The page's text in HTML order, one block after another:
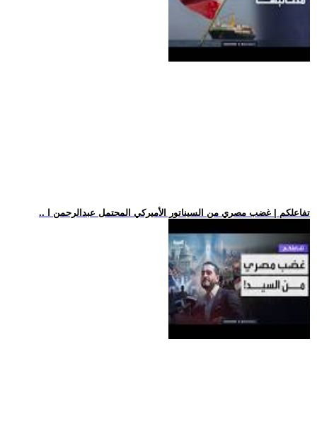
.. تفاعلكم | غضب مصري من السيناتور الأميركي المحتمل عبدالرحمن ا